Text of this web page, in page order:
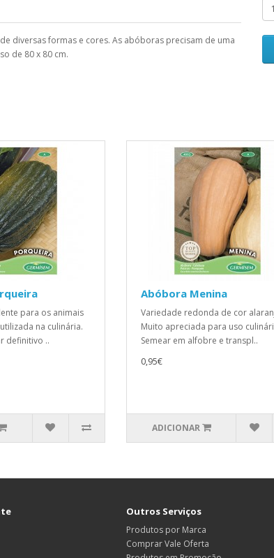
de diversas formas e cores. As abóboras precisam de uma
de 80 x 80 cm.
para os animais
na culinária.
definitivo ..
Abóbora Menina
Variedade redonda de cor
Muito apreciada para uso
Semear em alfobre e transpl..
0,95€
ADICIONAR
Outros Serviços
Produtos por Marca
Comprar Vale Oferta